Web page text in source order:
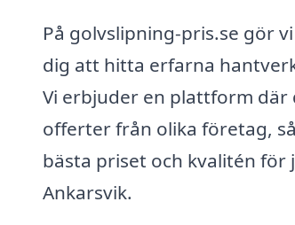
På golvslipning-pris.se gör
dig att hitta erfarna
Vi erbjuder en plattform där
offerter från olika företag,
bästa priset och kvalitén
Ankarsvik.